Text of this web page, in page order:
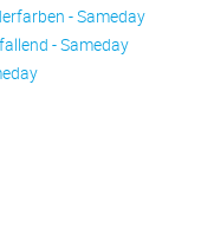
- Sameday
- Sameday